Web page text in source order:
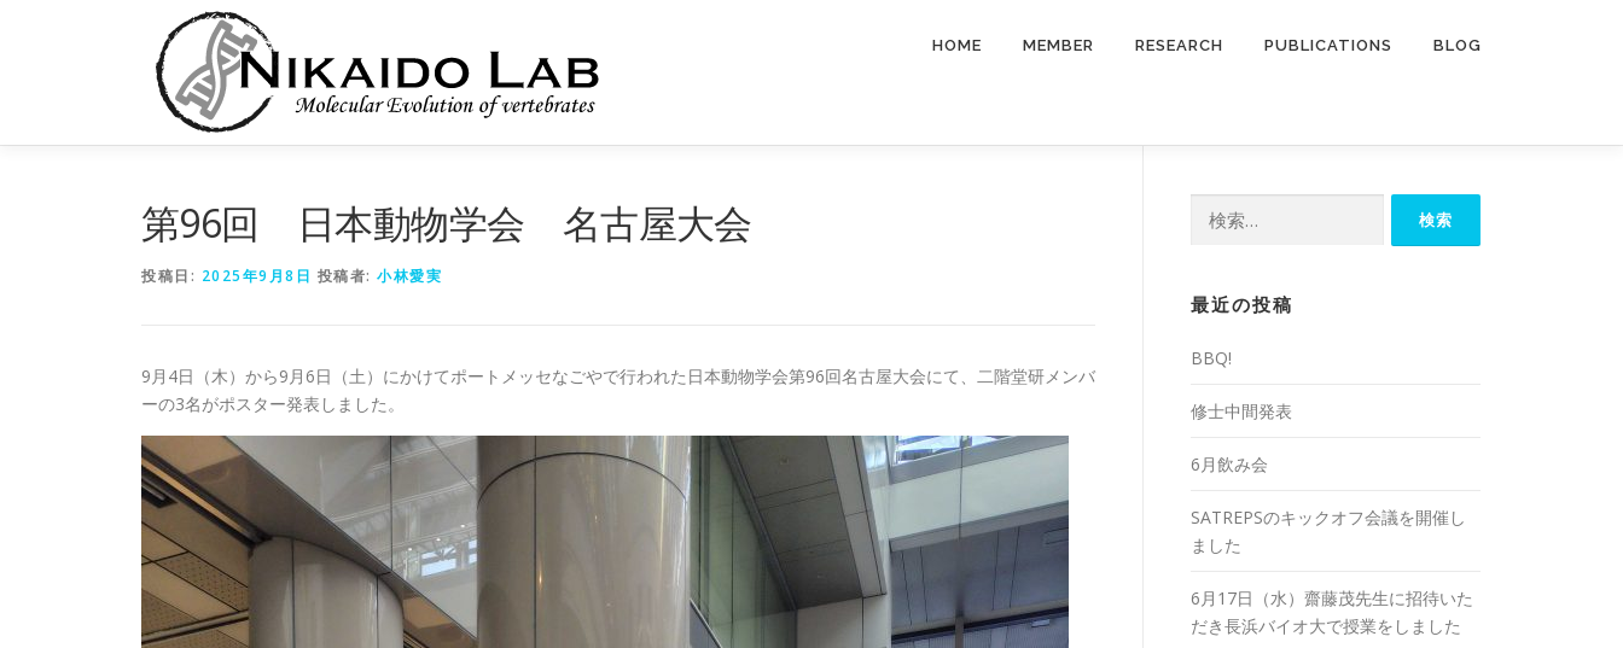
へ
HOME MEMBER RESEARCH PUBLICATIONS BLOG
第96回 日本動物学会 名古屋大会
投稿日: 2025年9月8日 投稿者: 小林愛実
9月4日（木）から9月6日（土）にかけてポートメッセなごやで行われた日本動物学会第96回名古屋大会にて、二階堂研メンバ
ーの3名がポスター発表しました。
最近の投稿
BBQ!
修士中間発表
6月飲み会
SATREPSのキックオフ会議を開催し
ました
6月17日（水）齋藤茂先生に招待いた
だき長浜バイオ大で授業をしました